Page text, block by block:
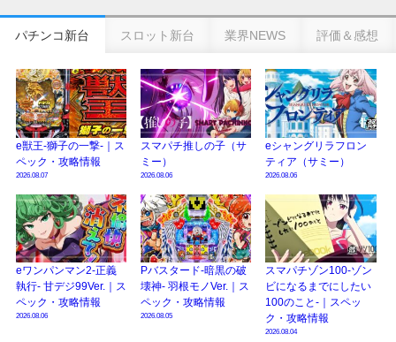
の幸せ空間、好感触のフェアスタート、原作愛溢れる演出に感動 etc…
日遊協、ファン調査2025を発表｜使用金額中央値「1万円-3万円/1回」「遊技
歴20年以上が50％以上」等々…
【2025年】エイプリルフール話題（ネタ）まとめ｜ぱちんこパチスロ関連【4
月1日】
パチンコ新台 スロット新台 業界NEWS 評価＆感想
e獣王-獅子の一撃-｜ス
ペック・攻略情報
2026.08.07
スマパチ推しの子（サ
ミー）
2026.08.06
eシャングリラフロン
ティア（サミー）
2026.08.06
eワンパンマン2-正義
執行- 甘デジ99Ver.｜ス
ペック・攻略情報
2026.08.06
Pバスタード-暗黒の破
壊神- 羽根モノVer.｜ス
ペック・攻略情報
2026.08.05
スマパチゾン100-ゾン
ビになるまでにしたい
100のこと-｜スペッ
ク・攻略情報
2026.08.04